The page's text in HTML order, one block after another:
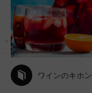
ワインのキホン